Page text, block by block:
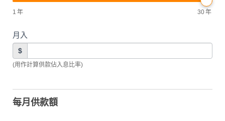
1 年 30年
月入
$
(用作計算供款佔入息比率)
每月供款額